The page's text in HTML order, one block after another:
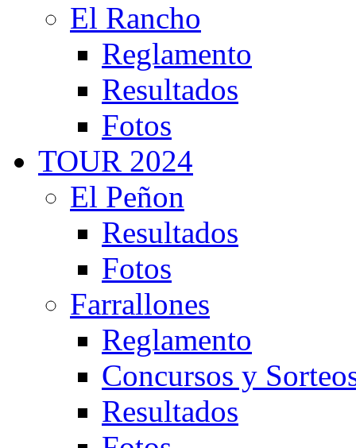
El Rancho
Reglamento
Resultados
Fotos
TOUR 2024
El Peñon
Resultados
Fotos
Farrallones
Reglamento
Concursos y
Resultados